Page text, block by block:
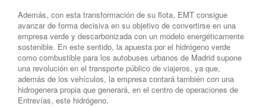
Además, con esta transformación de su flota, EMT consigue
avanzar de forma decisiva en su objetivo de convertirse en una
empresa verde y descarbonizada con un modelo energéticamente
sostenible. En este sentido, la apuesta por el hidrógeno verde
como combustible para los autobuses urbanos de Madrid supone
una revolución en el transporte público de viajeros, ya que,
además de los vehículos, la empresa contará también con una
hidrogenera propia que generará, en el centro de operaciones de
Entrevías, este hidrógeno.